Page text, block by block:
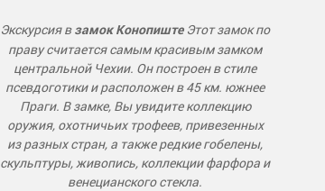
Экскурсия взамок КонопиштеЭтот замок по
праву считается самым красивым замком
центральной Чехии. Он построен в стиле
псевдоготики и расположен в 45 км. южнее
Праги. В замке, Вы увидите коллекцию
оружия, охотничьих трофеев, привезенных
из разных стран, а также редкие гобелены,
скульптуры, живопись, коллекции фарфора и
венецианского стекла.